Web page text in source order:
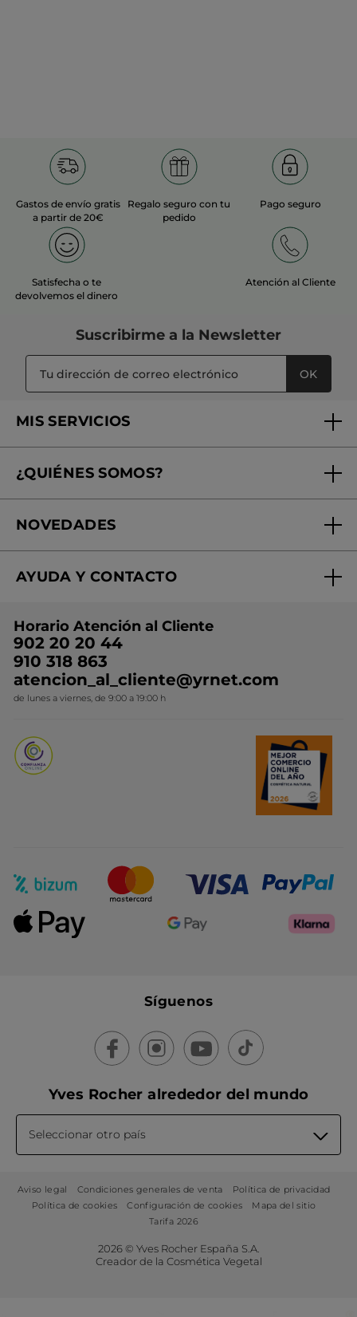
Gastos de envío gratis
a partir de 20€
Regalo seguro con tu
pedido
Pago seguro
Satisfecha o te
devolvemos el dinero
Atención al Cliente
Suscribirme a la Newsletter
OK
MIS SERVICIOS
Tratamientos de Belleza
Mi club Yves Rocher
¿QUIÉNES SOMOS?
¿Quiénes somos?
Nuestros compromisos
Conviértete en Franquiciada
NOVEDADES
Rebajas
Ideas de Regalo
Colección Monoi
Novedades del mes
AYUDA Y CONTACTO
Contacto
Horario Atención al Cliente
902 20 20 44
910 318 863
atencion_al_cliente@yrnet.com
de lunes a viernes, de 9:00 a 19:00 h
Síguenos
Yves Rocher alrededor del mundo
Seleccionar otro país
Aviso legal Condiciones generales de venta
Política de privacidad
Política de cookies
Configuración de cookies
Mapa del sitio
Tarifa 2026
2026 © Yves Rocher España S.A.
Creador de la Cosmética Vegetal